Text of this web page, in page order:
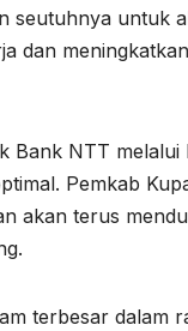
seutuhnya untuk
dan
Bank NTT
Pemkab
akan terus
terbesar dalam